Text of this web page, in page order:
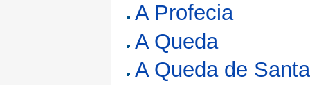
A Profecia
A Queda
A Queda de